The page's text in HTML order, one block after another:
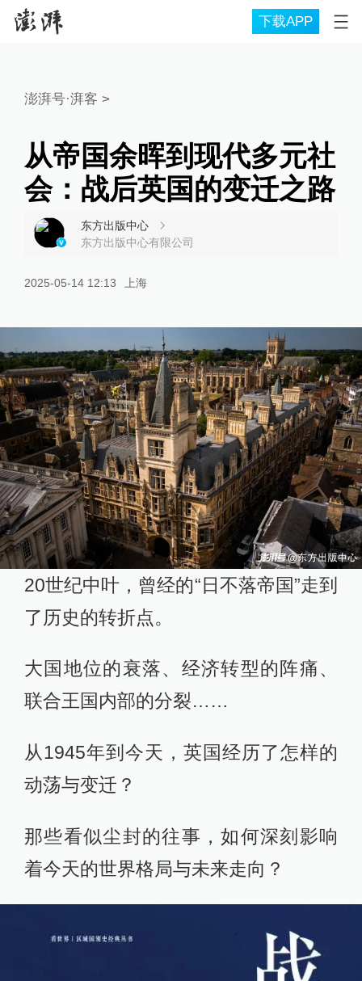
下载APP
澎湃号·湃客 >
从帝国余晖到现代多元社
会：战后英国的变迁之路
东方出版中心
东方出版中心有限公司
2025-05-14 12:13 上海
20世纪中叶，曾经的“日不落帝国”走到
了历史的转折点。
大国地位的衰落、经济转型的阵痛、
联合王国内部的分裂……
从1945年到今天，英国经历了怎样的
动荡与变迁？
那些看似尘封的往事，如何深刻影响
着今天的世界格局与未来走向？